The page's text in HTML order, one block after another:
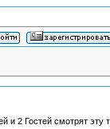
и 2 Гостей смотрят эту